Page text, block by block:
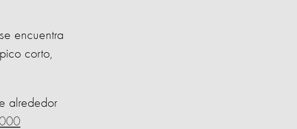
encuentra
corto,
alrededor